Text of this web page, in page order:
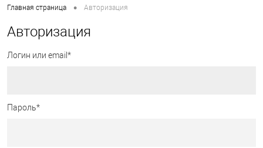
Главная страница • Авторизация
Авторизация
Логин или email*
Пароль*